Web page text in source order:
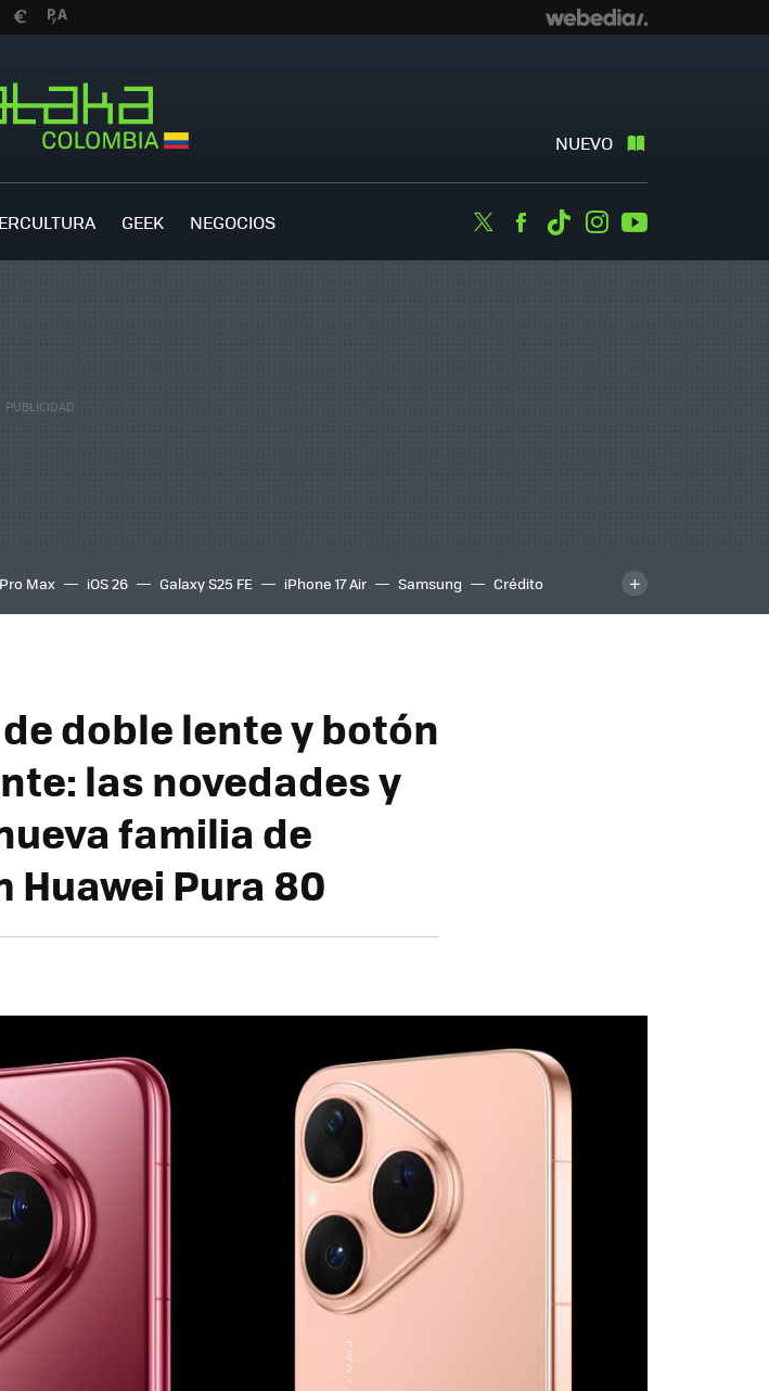
NUEVO
GEEK NEGOCIOS TwitterFacebook
TiktokInstagram
Max iOS 26 Galaxy S25 FE iPhone 17 Air Samsung
Crédito
doble lente y botón
las novedades y
familia de
Pura 80